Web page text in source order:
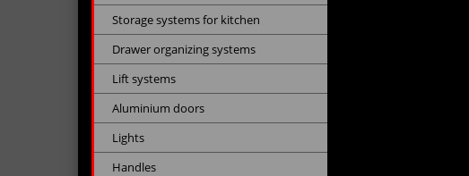
Storage systems for kitchen
Drawer organizing systems
Lift systems
Aluminium doors
Lights
Handles